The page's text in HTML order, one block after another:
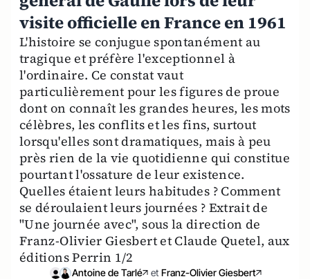
visite officielle en France en 1961
L'histoire se conjugue spontanément au
tragique et préfère l'exceptionnel à
l'ordinaire. Ce constat vaut
particulièrement pour les figures de proue
dont on connaît les grandes heures, les mots
célèbres, les conflits et les fins, surtout
lorsqu'elles sont dramatiques, mais à peu
près rien de la vie quotidienne qui constitue
pourtant l'ossature de leur existence.
Quelles étaient leurs habitudes ? Comment
se déroulaient leurs journées ? Extrait de
"Une journée avec", sous la direction de
Franz-Olivier Giesbert et Claude Quetel, aux
éditions Perrin 1/2
Antoine de Tarlé et Franz-Olivier Giesbert